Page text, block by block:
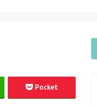
Pocket